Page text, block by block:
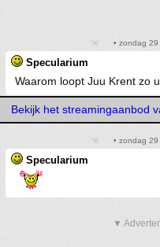
• zondag 29
Specularium
Waarom loopt Juu Krent zo
Bekijk het streamingaanbod
• zondag 29
Specularium
▼